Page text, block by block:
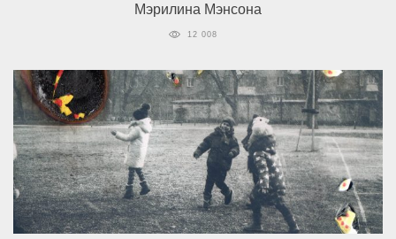
Мэрилина Мэнсона
12 008